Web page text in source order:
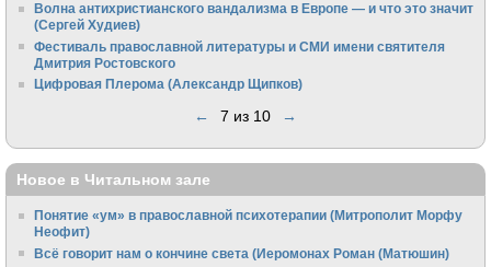
Волна антихристианского вандализма в Европе — и что это значит
(Сергей Худиев)
Фестиваль православной литературы и СМИ имени святителя
Дмитрия Ростовского
Цифровая Плерома (Александр Щипков)
← 7 из 10 →
Новое в Читальном зале
Понятие «ум» в православной психотерапии (Митрополит Морфу
Неофит)
Всё говорит нам о кончине света (Иеромонах Роман (Матюшин)